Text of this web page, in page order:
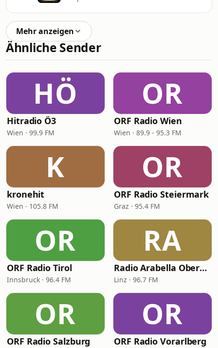
Mehr anzeigen
Ähnliche Sender
HÖ
Hitradio Ö3
Wien · 99.9 FM
OR
ORF Radio Wien
Wien · 89.9 - 95.3 FM
K
kronehit
Wien · 105.8 FM
OR
ORF Radio Steiermark
Graz · 95.4 FM
OR
ORF Radio Tirol
Innsbruck · 96.4 FM
RA
Radio Arabella Oberösterreich
Linz · 96.7 FM
OR
ORF Radio Salzburg
OR
ORF Radio Vorarlberg